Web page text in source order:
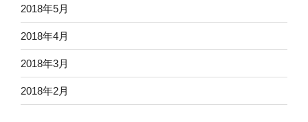
2018年5月
2018年4月
2018年3月
2018年2月